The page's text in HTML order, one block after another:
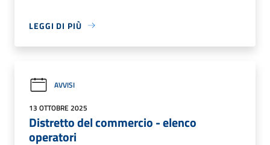
LEGGI DI PIÙ
AVVISI
13 OTTOBRE 2025
Distretto del commercio - elenco
operatori